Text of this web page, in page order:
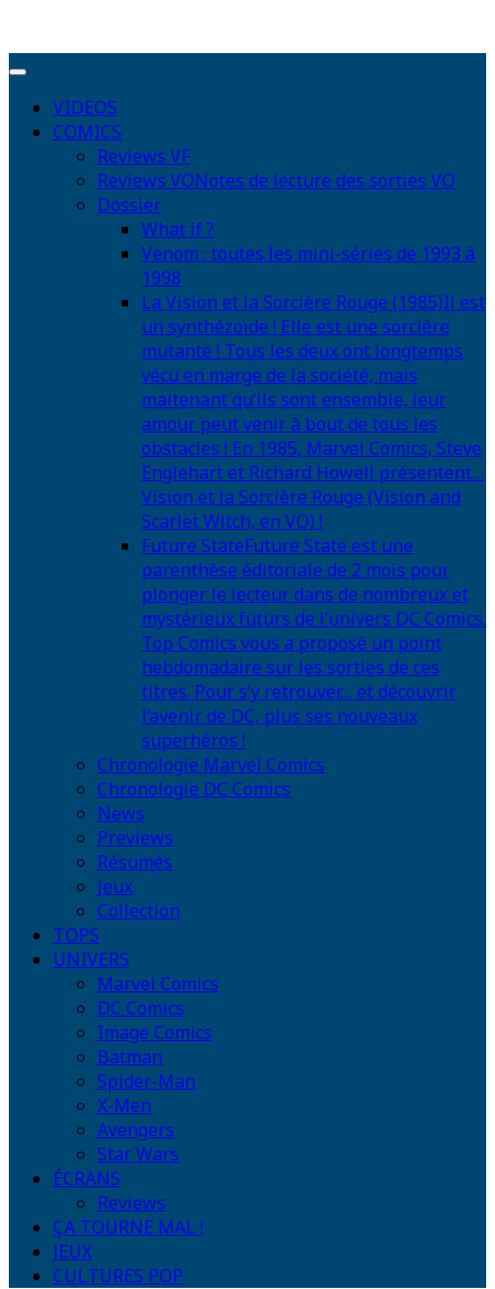
VIDEOS
COMICS
Reviews VF
Reviews VONotes de lecture des sorties VO
Dossier
What if ?
Venom : toutes les mini-séries de 1993 à
1998
La Vision et la Sorcière Rouge (1985)Il est
un synthézoïde ! Elle est une sorcière
mutante ! Tous les deux ont longtemps
vécu en marge de la société, mais
maitenant qu’ils sont ensemble, leur
amour peut venir à bout de tous les
obstacles ! En 1985, Marvel Comics, Steve
Englehart et Richard Howell présentent…
Vision et la Sorcière Rouge (Vision and
Scarlet Witch, en VO) !
Future StateFuture State est une
parenthèse éditoriale de 2 mois pour
plonger le lecteur dans de nombreux et
mystérieux futurs de l’univers DC Comics.
Top Comics vous a proposé un point
hebdomadaire sur les sorties de ces
titres. Pour s’y retrouver… et découvrir
l’avenir de DC, plus ses nouveaux
superhéros !
Chronologie Marvel Comics
Chronologie DC Comics
News
Previews
Résumés
Jeux
Collection
TOPS
UNIVERS
Marvel Comics
DC Comics
Image Comics
Batman
Spider-Man
X-Men
Avengers
Star Wars
ÉCRANS
Reviews
ÇA TOURNE MAL !
JEUX
CULTURES POP